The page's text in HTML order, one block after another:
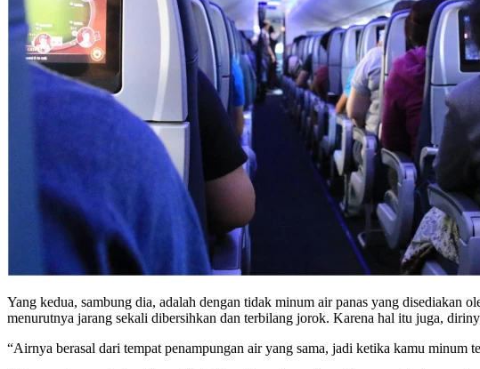
Yang kedua, sambung dia, adalah dengan tidak minum air panas yang disediakan
menurutnya jarang sekali dibersihkan dan terbilang jorok. Karena hal itu juga,
“Airnya berasal dari tempat penampungan air yang sama, jadi ketika kamu